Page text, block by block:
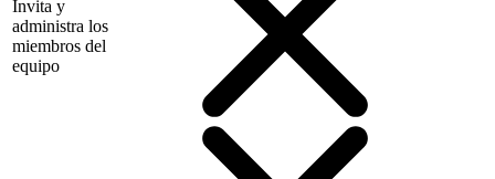
Invita y
administra los
miembros del
equipo